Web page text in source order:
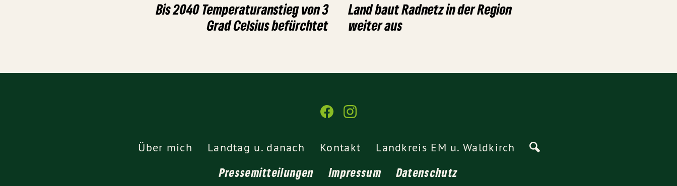
Bis 2040 Temperaturanstieg von 3
Grad Celsius befürchtet
Land baut Radnetz in der Region
weiter aus
Über mich Landtag u. danach Kontakt Landkreis EM u. Waldkirch
Pressemitteilungen Impressum Datenschutz